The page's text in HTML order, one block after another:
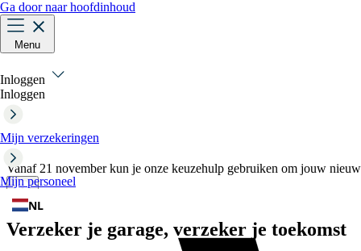
Ga door naar hoofdinhoud
Menu
Inloggen
Inloggen
Mijn verzekeringen
Mijn personeel
NL
Vanaf 21 november kun je onze keuzehulp gebruiken om jouw
Verzeker je garage, verzeker je toekomst